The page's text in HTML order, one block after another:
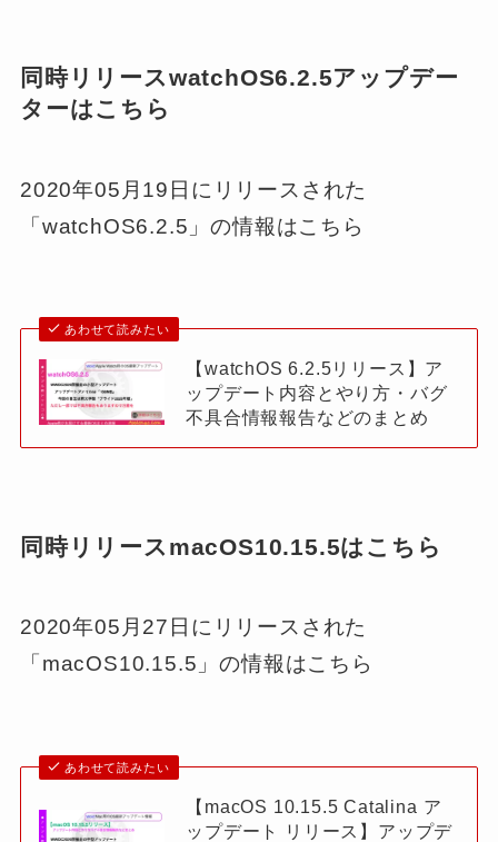
同時リリースwatchOS6.2.5アップデー
ターはこちら
2020年05月19日にリリースされた
「watchOS6.2.5」の情報はこちら
あわせて読みたい
【watchOS 6.2.5リリース】ア
ップデート内容とやり方・バグ
不具合情報報告などのまとめ
同時リリースmacOS10.15.5はこちら
2020年05月27日にリリースされた
「macOS10.15.5」の情報はこちら
あわせて読みたい
【macOS 10.15.5 Catalina ア
ップデート リリース】アップデ